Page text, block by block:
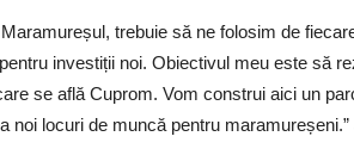
trebuie să ne folosim de
investiții noi. Obiectivul meu este să
se află Cuprom. Vom construi aici un
noi locuri de muncă pentru